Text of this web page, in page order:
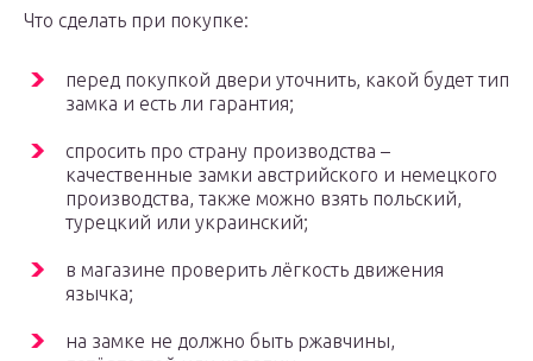
Что сделать при покупке:
перед покупкой двери уточнить, какой будет тип
замка и есть ли гарантия;
спросить про страну производства –
качественные замки австрийского и немецкого
производства, также можно взять польский,
турецкий или украинский;
в магазине проверить лёгкость движения
язычка;
на замке не должно быть ржавчины,